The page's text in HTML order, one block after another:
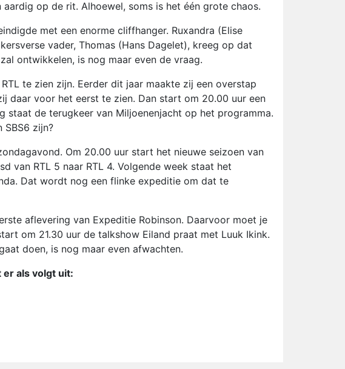
op de rit. Alhoewel, soms is het één grote chaos.
met een enorme cliffhanger. Ruxandra (Elise
vader, Thomas (Hans Dagelet), kreeg op dat
ontwikkelen, is nog maar even de vraag.
te zien zijn. Eerder dit jaar maakte zij een overstap
daar voor het eerst te zien. Dan start om 20.00 uur een
staat de terugkeer van Miljoenenjacht op het programma.
SBS6 zijn?
Om 20.00 uur start het nieuwe seizoen van
van RTL 5 naar RTL 4. Volgende week staat het
Dat wordt nog een flinke expeditie om dat te
aflevering van Expeditie Robinson. Daarvoor moet je
om 21.30 uur de talkshow Eiland praat met Luuk Ikink.
doen, is nog maar even afwachten.
er als volgt uit: